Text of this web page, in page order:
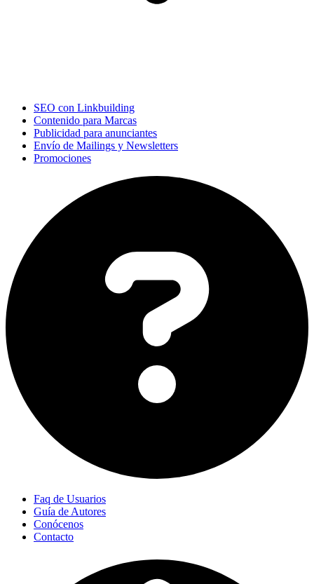
SEO con Linkbuilding
Contenido para Marcas
Publicidad para anunciantes
Envío de Mailings y Newsletters
Promociones
Faq de Usuarios
Guía de Autores
Conócenos
Contacto